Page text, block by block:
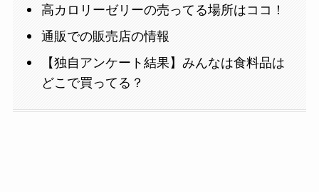
高カロリーゼリーの売ってる場所はココ！
通販での販売店の情報
【独自アンケート結果】みんなは食料品は
どこで買ってる？